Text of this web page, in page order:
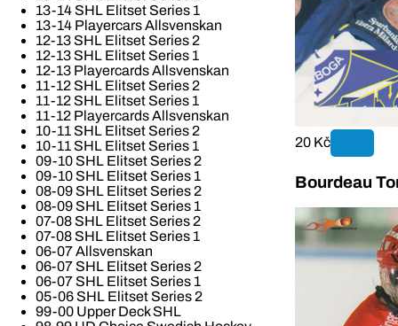
13-14 SHL Elitset Series 1
13-14 Playercars Allsvenskan
12-13 SHL Elitset Series 2
12-13 SHL Elitset Series 1
12-13 Playercards Allsvenskan
11-12 SHL Elitset Series 2
11-12 SHL Elitset Series 1
11-12 Playercards Allsvenskan
10-11 SHL Elitset Series 2
10-11 SHL Elitset Series 1
09-10 SHL Elitset Series 2
09-10 SHL Elitset Series 1
08-09 SHL Elitset Series 2
08-09 SHL Elitset Series 1
07-08 SHL Elitset Series 2
07-08 SHL Elitset Series 1
06-07 Allsvenskan
06-07 SHL Elitset Series 2
06-07 SHL Elitset Series 1
05-06 SHL Elitset Series 2
99-00 Upper Deck SHL
20 Kč
Bourdeau